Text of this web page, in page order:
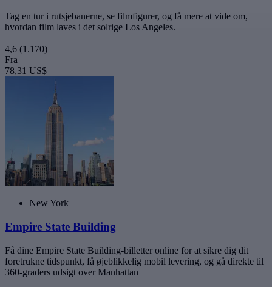
Tag en tur i rutsjebanerne, se filmfigurer, og få mere at vide om,
hvordan film laves i det solrige Los Angeles.
4,6 (1.170)
Fra
78,31 US$
New York
Empire State Building
Få dine Empire State Building-billetter online for at sikre dig dit
foretrukne tidspunkt, få øjeblikkelig mobil levering, og gå direkte til
360-graders udsigt over Manhattan